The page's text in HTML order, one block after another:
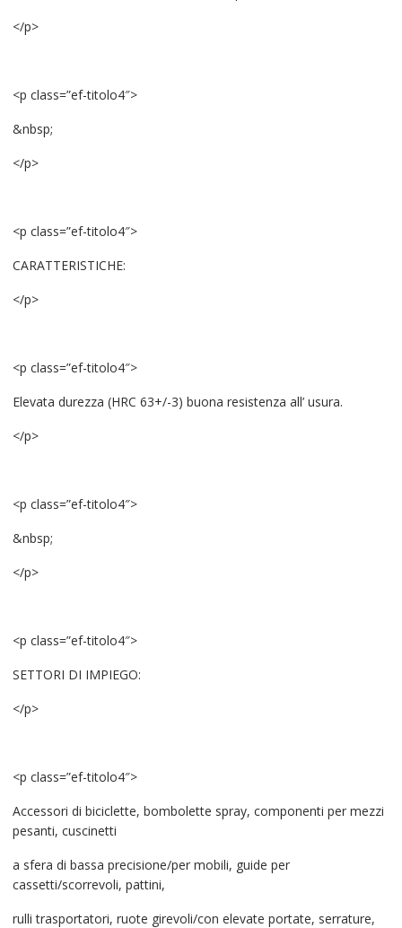
</p>
<p class=”ef-titolo4″>
&nbsp;
</p>
<p class=”ef-titolo4″>
CARATTERISTICHE:
</p>
<p class=”ef-titolo4″>
Elevata durezza (HRC 63+/-3) buona resistenza all’ usura.
</p>
<p class=”ef-titolo4″>
&nbsp;
</p>
<p class=”ef-titolo4″>
SETTORI DI IMPIEGO:
</p>
<p class=”ef-titolo4″>
Accessori di biciclette, bombolette spray, componenti per mezzi
pesanti, cuscinetti
a sfera di bassa precisione/per mobili, guide per
cassetti/scorrevoli, pattini,
rulli trasportatori, ruote girevoli/con elevate portate, serrature,